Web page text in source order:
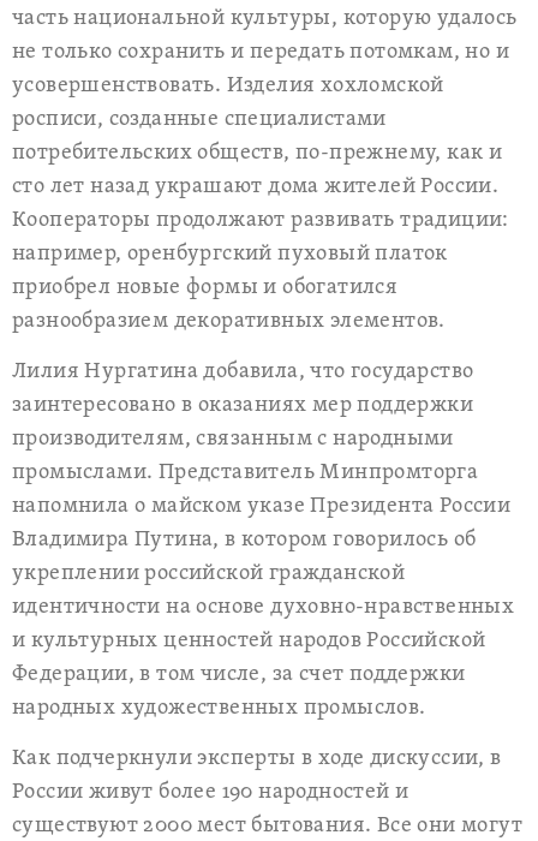
часть национальной культуры, которую удалось
не только сохранить и передать потомкам, но и
усовершенствовать. Изделия хохломской
росписи, созданные специалистами
потребительских обществ, по-прежнему, как и
сто лет назад украшают дома жителей России.
Кооператоры продолжают развивать традиции:
например, оренбургский пуховый платок
приобрел новые формы и обогатился
разнообразием декоративных элементов.
Лилия Нургатина добавила, что государство
заинтересовано в оказаниях мер поддержки
производителям, связанным с народными
промыслами. Представитель Минпромторга
напомнила о майском указе Президента России
Владимира Путина, в котором говорилось об
укреплении российской гражданской
идентичности на основе духовно-нравственных
и культурных ценностей народов Российской
Федерации, в том числе, за счет поддержки
народных художественных промыслов.
Как подчеркнули эксперты в ходе дискуссии, в
России живут более 190 народностей и
существуют 2000 мест бытования. Все они могут